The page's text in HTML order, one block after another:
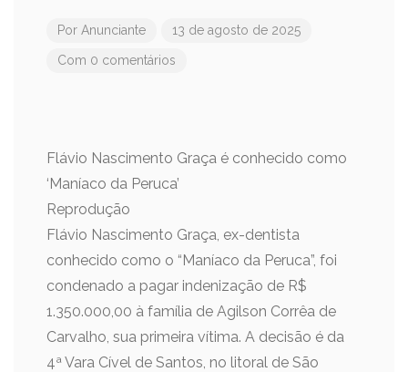
Por Anunciante 13 de agosto de 2025
Com 0 comentários
Flávio Nascimento Graça é conhecido como
‘Maníaco da Peruca’
Reprodução
Flávio Nascimento Graça, ex-dentista
conhecido como o “Maníaco da Peruca”, foi
condenado a pagar indenização de R$
1.350.000,00 à família de Agilson Corrêa de
Carvalho, sua primeira vítima. A decisão é da
4ª Vara Cível de Santos, no litoral de São